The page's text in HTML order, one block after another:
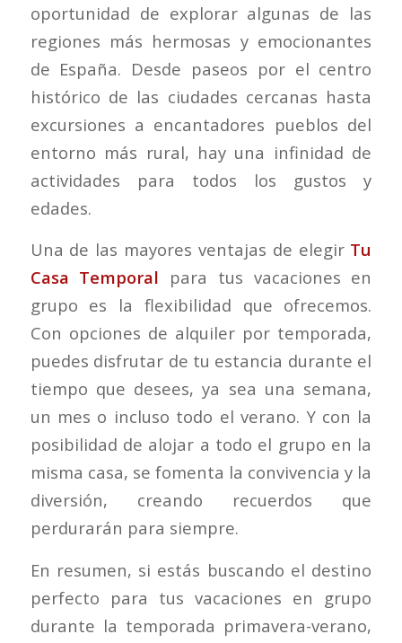
oportunidad de explorar algunas de las
regiones más hermosas y emocionantes
de España. Desde paseos por el centro
histórico de las ciudades cercanas hasta
excursiones a encantadores pueblos del
entorno más rural, hay una infinidad de
actividades para todos los gustos y
edades.
Una de las mayores ventajas de elegirTu
Casa Temporal para tus vacaciones en
grupo es la flexibilidad que ofrecemos.
Con opciones de alquiler por temporada,
puedes disfrutar de tu estancia durante el
tiempo que desees, ya sea una semana,
un mes o incluso todo el verano. Y con la
posibilidad de alojar a todo el grupo en la
misma casa, se fomenta la convivencia y la
diversión, creando recuerdos que
perdurarán para siempre.
En resumen, si estás buscando el destino
perfecto para tus vacaciones en grupo
durante la temporada primavera-verano,